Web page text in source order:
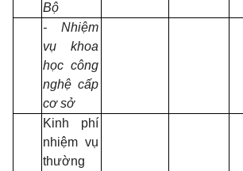
Bộ
- Nhiệm
vụ khoa
học công
nghệ cấp
cơ sở
Kinh phí
nhiệm vụ
thường